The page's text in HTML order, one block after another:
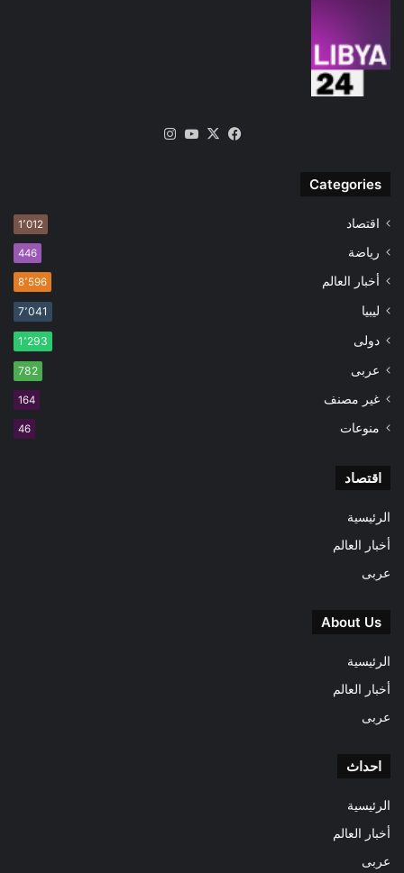
فيسبوك
‫X
‫YouTube
Categories
اقتصاد 1٬012
رياضة 446
أخبار العالم 8٬596
ليبيا 7٬041
دولى 1٬293
عربى 782
غير مصنف 164
منوعات 46
اقتصاد
الرئيسية
أخبار العالم
عربى
About Us
الرئيسية
أخبار العالم
عربى
احداث
الرئيسية
أخبار العالم
عربى